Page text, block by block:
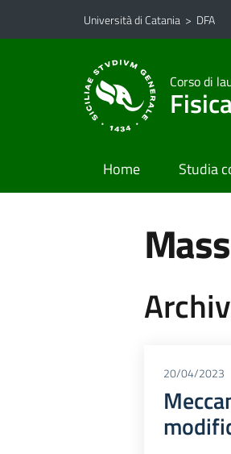
Vai al contenuto principale
Vai al menu di navigazione
Università di Catania > DFA
Corso di
Home Studia
20/04/2023